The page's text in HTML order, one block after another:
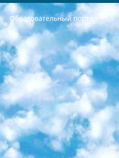
Образовательный портал
РЕСПУБЛИКА УЗБЕКИСТАН МИНИСТРЕРСТВО ДОШКОЛЬНОГО И ШКОЛЬНОГО ОБРАЗОВАНИЯ КОМАНДА в общеобразовательных учреждениях в 2023-2024 учебном году организация и проведение итоговой государственной аттестации обучающихся о Министра дошкольного и школьного образования Республики Узбекистан от 4 марта 2008 года (постановлением Минюста от 20 марта 2008 года № 1778 государственной регистрации) «Итоговое состояние учащихся общего среднего образования на основании положения об утверждении положения об аттестации общего среднего образования выпускной экзамен студентов в образовательных учреждениях в 2023-2024 учебном году В целях организации и прохождения аттестации приказываю: 1. Следующее: перечень предметов, по которым будет проводиться итоговая государственная аттестация и экзамен формы перевода согласно приложению 1; сертификаты международного образца, оценивающие уровень владения иностранными языками перечень согласно приложению 2; 2. Педагогический при специализированных образовательных учреждениях. научно-практический центр квалификации и международной оценки (Д.Давидова) 2024 г. До 25 марта: задания по предметам, по которым будет проводиться итоговая аттестация разработка и утверждение технических условий; итоговая аттестация на основании разработанного предметного задания разработка вопросов по предметам (устно и письменно), экзамен передача; общеобразовательные средние школы и специальные учебные заведения учащиеся выпускных классов школ и интернатов в агентской системе подготовка базы данных экзаменационных материалов и критериев оценки; перевод базы экзаменационных материалов на все языки обучения подать в Республиканский образовательный центр для изготовления; варианты экзаменов на основе разработанных контрольных материалов пусть будут поставлены задачи формирования. 3. Республиканский образовательный центр (Ш.Худайкулов) до 5 апреля 2024 года. до: база данных предоставленных экзаменационных материалов на все языки обучения перевод и экспертиза; для слепых, слабовидящих, глухих, слабослышащих и умственно отсталых детей учащиеся выпускных классов специализированных школ и школ-интернатов база данных экзаменационных материалов на всех преподаваемых языках подготовка критериев оценки; специализированные школы для умственно отсталых детей и технологии для учащихся выпускных классов школ-интернатов разработка соответствующих рекомендаций и критериев проведения ЕГЭ по естествознанию давать задания. 4. Педагогический при специализированных образовательных учреждениях. Научно-практический центр навыков и международной оценки (Д.Давидова), Республика образовательный центр (Худайкулов Ш.) итоговый государственный аттестационный экзамен ориентирован на творческое и логическое мышление при подготовке базы материалов учитывать введение заданий. 5. Следует отметить, что: сертификат государственного образца о знании общеобразовательного предмета и как минимум национальный уровень B1 по предметам на иностранных языках, указанным в Приложении 2. или международно признанный сертификат эквивалентного уровня студенты, изучающие определенный предмет, освобождаются от экзамена; по соответствующим предметам запланирована итоговая государственная аттестация за день до дня, путем жеребьевки Рабочей группой (в письменной форме по предметам, проводимым в форме) из числа сформированных вариантов выбрано 2 варианта; 2 выбранных варианта экзамена анонсированы на официальном сайте министерства и все выпускники по всей стране на основе этих вариантов проводит итоговую государственную аттестацию. 6. Государственное образование учащихся средних общеобразовательных учреждений. знания в соответствии с квалификационными требованиями, которые необходимо приобрести на основании стандартов итоговый (выпускной) контроль для 9 и 11 классов в целях тестирования Экзамены (далее – экзамены) состоят из предметов, перечисленных в приложении 1. будет сделано. 7. Экзамены пройдут с 26 мая по 15 июня 2024 г. (кроме науки физического воспитания). 8. Физическая для учащихся 9 классов общесредних образовательных учреждений. Экзамены по предмету «Образование, квалификация медицина» 1-6 мая 2024 года. сотрудники перевести под присмотр (с отклонениями в физическом или умственном развитии) специализированная школа для детей, школы-интернаты и со сколиозом школы-интернаты санаторного типа для больных детей исключены). 9. Он был слепым, слабовидящим и имел нарушения опорно-двигательного аппарата. экзамены в специализированных школах и интернатах для детей должны проводиться исходя из требований, предъявляемых к общеобразовательным учреждениям (физкультура кроме науки). 10. Специализированная школа для глухих и слабослышащих детей. и экзамены в интернатах и быть реализован в виде письменного теста по математике. 11. Специальность для умственно отсталых детей. Для 9 класса Родной язык и литературное письмо Государственный язык (язык обучения – узбекский). для неклассов) написано Математическое письмо Письменная/устная история Узбекистана Физическое воспитание практично Итоговый контроль Для 11 класса Написание родного языка и литературы (эссе) Математическое письмо Узбекский язык (обучение на узбекском языке) не посещающее общее среднее образование для учреждений)/Образовательное учреждение выбор письменный и устный Иностранный язык письменный/устный Письменная/устная история Узбекистана *По выбору студента:  Химия  Физика  Основы государственного права  География 10 бесплатных образовательных ресурсов - Мы составили подборку онлайн-проектов с интерактивными упражнениями, видеолекциями и статьями. Они помогут вам обрести новые и освежить старые знания бесплатно. 1. «ИНТУИТ» Старейшая образовательная площадка Рунета. Здесь вы найдёте сотни текстовых и видеокурсов на десятки различных тем — от программирования до психологии. Многие курсы подготовлены российскими университетами и крупными международными компаниями вроде Intel и Microsoft. Самостоятельное обучение бесплатное, но желающие могут оплатить услуги персональных наставников. 2. «Смартия» знакомит с актуальными профессиями и подсказывает, как им обучаться. Выбрав заинтересовавшую вас специальность — SMM-специалист, фотограф, веб-дизайнер или другую, — увидите список необходимых для неё умений. Чтобы вы могли освоить их самостоятельно, для каждого умения площадка отображает подборку ссылок на учебные материалы. Хотя «Смартия» ориентируется на русскоязычную аудиторию, часть контента всё же доступна только на английском. 3. «Лекторий Физтеха» Проект Московского физико-технического института (Физтеха). С его помощью вы можете смотреть онлайн серии лекций,